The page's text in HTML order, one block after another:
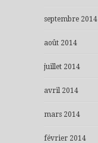
septembre 2014
août 2014
juillet 2014
avril 2014
mars 2014
février 2014